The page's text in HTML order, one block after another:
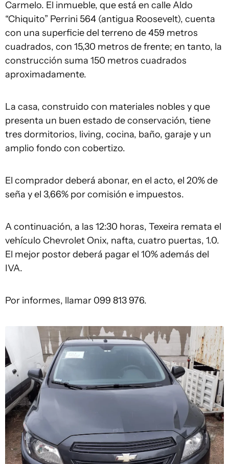
Carmelo. El inmueble, que está en calle Aldo
“Chiquito” Perrini 564 (antigua Roosevelt), cuenta
con una superficie del terreno de 459 metros
cuadrados, con 15,30 metros de frente; en tanto, la
construcción suma 150 metros cuadrados
aproximadamente.
La casa, construido con materiales nobles y que
presenta un buen estado de conservación, tiene
tres dormitorios, living, cocina, baño, garaje y un
amplio fondo con cobertizo.
El comprador deberá abonar, en el acto, el 20% de
seña y el 3,66% por comisión e impuestos.
A continuación, a las 12:30 horas, Texeira remata el
vehículo Chevrolet Onix, nafta, cuatro puertas, 1.0.
El mejor postor deberá pagar el 10% además del
IVA.
Por informes, llamar 099 813 976.